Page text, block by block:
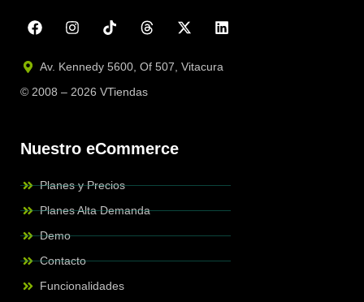
Av. Kennedy 5600, Of 507, Vitacura
© 2008 – 2026 VTiendas
Nuestro eCommerce
Planes y Precios
Planes Alta Demanda
Demo
Contacto
Funcionalidades